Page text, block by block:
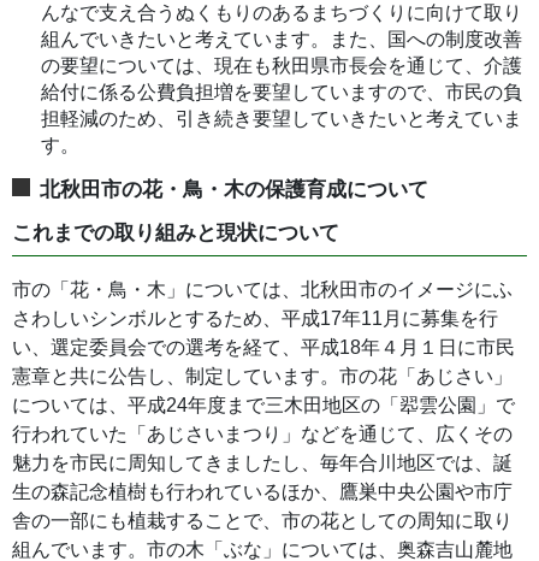
んなで支え合うぬくもりのあるまちづくりに向けて取り
組んでいきたいと考えています。また、国への制度改善
の要望については、現在も秋田県市長会を通じて、介護
給付に係る公費負担増を要望していますので、市民の負
担軽減のため、引き続き要望していきたいと考えていま
す。
北秋田市の花・鳥・木の保護育成について
これまでの取り組みと現状について
市の「花・鳥・木」については、北秋田市のイメージにふ
さわしいシンボルとするため、平成17年11月に募集を行
い、選定委員会での選考を経て、平成18年４月１日に市民
憲章と共に公告し、制定しています。市の花「あじさい」
については、平成24年度まで三木田地区の「翆雲公園」で
行われていた「あじさいまつり」などを通じて、広くその
魅力を市民に周知してきましたし、毎年合川地区では、誕
生の森記念植樹も行われているほか、鷹巣中央公園や市庁
舎の一部にも植栽することで、市の花としての周知に取り
組んでいます。市の木「ぶな」については、奥森吉山麓地